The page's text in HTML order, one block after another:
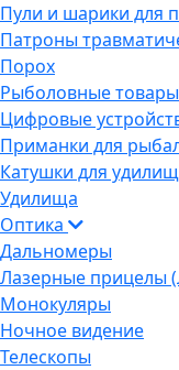
Пули и шарики для
Патроны
Порох
Рыболовные товары
Цифровые
Приманки для
Катушки для удилищ
Удилища
Оптика
Дальномеры
Лазерные прицелы
Монокуляры
Ночное видение
Телескопы